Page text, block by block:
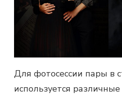
Для фотосессии пары в
используется различные